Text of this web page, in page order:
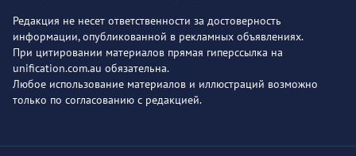
Редакция не несет ответственности за достоверность
информации, опубликованной в рекламных объявлениях.
При цитировании материалов прямая гиперссылка на
unification.com.au обязательна.
Любое использование материалов и иллюстраций возможно
только по согласованию с редакцией.